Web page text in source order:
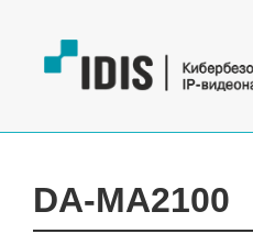
DA-MA2100